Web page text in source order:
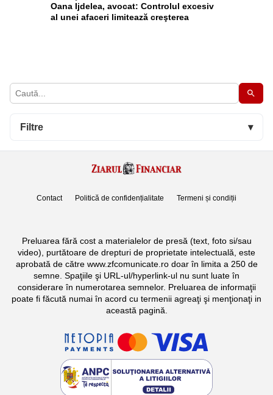
Filtre ▾
Oana Ijdelea, avocat: Controlul excesiv
al unei afaceri limitează creşterea
Contact Politică de confidențialitate Termeni și condiții
Preluarea fără cost a materialelor de presă (text, foto si/sau
video), purtătoare de drepturi de proprietate intelectuală, este
aprobată de către www.zfcomunicate.ro doar în limita a 250 de
semne. Spaţiile şi URL-ul/hyperlink-ul nu sunt luate în
considerare în numerotarea semnelor. Preluarea de informaţii
poate fi făcută numai în acord cu termenii agreaţi şi menţionaţi in
această pagină.